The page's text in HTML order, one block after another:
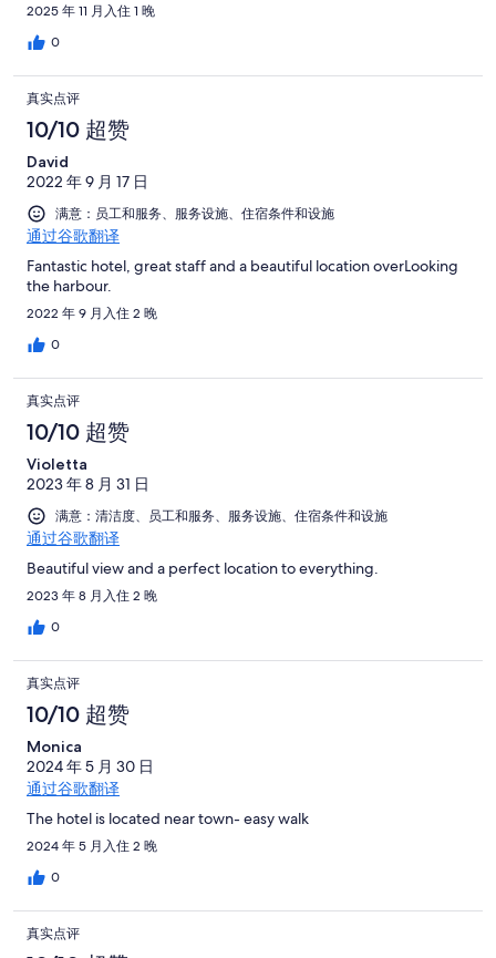
2025 年 11 月入住 1 晚
0
真实点评
10/10 超赞
David
2022 年 9 月 17 日
满意：员工和服务、服务设施、住宿条件和设施
通过谷歌翻译
Fantastic hotel, great staff and a beautiful location overLooking
the harbour.
2022 年 9 月入住 2 晚
0
真实点评
10/10 超赞
Violetta
2023 年 8 月 31 日
满意：清洁度、员工和服务、服务设施、住宿条件和设施
通过谷歌翻译
Beautiful view and a perfect location to everything.
2023 年 8 月入住 2 晚
0
真实点评
10/10 超赞
Monica
2024 年 5 月 30 日
通过谷歌翻译
The hotel is located near town- easy walk
2024 年 5 月入住 2 晚
0
真实点评